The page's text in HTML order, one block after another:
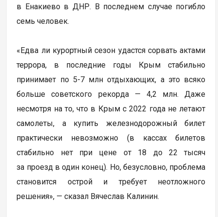
в Енакиево в ДНР. В последнем случае погибло
семь человек.
«Едва ли курортный сезон удастся сорвать актами
террора, в последние годы Крым стабильно
принимает по 5-7 млн отдыхающих, а это всяко
больше советского рекорда — 4,2 млн. Даже
несмотря на то, что в Крым с 2022 года не летают
самолеты, а купить железнодорожный билет
практически невозможно (в кассах билетов
стабильно нет при цене от 18 до 22 тысяч
за проезд в один конец). Но, безусловно, проблема
становится острой и требует неотложного
решения», — сказал Вячеслав Калинин.